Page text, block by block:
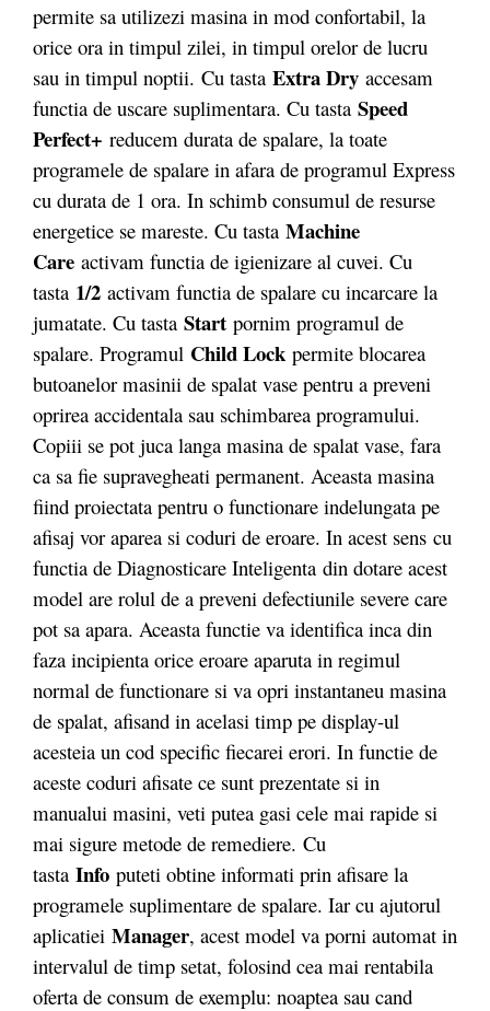
permite sa utilizezi masina in mod confortabil, la
orice ora in timpul zilei, in timpul orelor de lucru
sau in timpul noptii. Cu tasta Extra Dry accesam
functia de uscare suplimentara. Cu tasta Speed
Perfect+ reducem durata de spalare, la toate
programele de spalare in afara de programul Express
cu durata de 1 ora. In schimb consumul de resurse
energetice se mareste. Cu tasta Machine
Care activam functia de igienizare al cuvei. Cu
tasta 1/2 activam functia de spalare cu incarcare la
jumatate. Cu tasta Start pornim programul de
spalare. Programul Child Lock permite blocarea
butoanelor masinii de spalat vase pentru a preveni
oprirea accidentala sau schimbarea programului.
Copiii se pot juca langa masina de spalat vase, fara
ca sa fie supravegheati permanent. Aceasta masina
fiind proiectata pentru o functionare indelungata pe
afisaj vor aparea si coduri de eroare. In acest sens cu
functia de Diagnosticare Inteligenta din dotare acest
model are rolul de a preveni defectiunile severe care
pot sa apara. Aceasta functie va identifica inca din
faza incipienta orice eroare aparuta in regimul
normal de functionare si va opri instantaneu masina
de spalat, afisand in acelasi timp pe display-ul
acesteia un cod specific fiecarei erori. In functie de
aceste coduri afisate ce sunt prezentate si in
manualui masini, veti putea gasi cele mai rapide si
mai sigure metode de remediere. Cu
tasta Info puteti obtine informati prin afisare la
programele suplimentare de spalare. Iar cu ajutorul
aplicatiei Manager, acest model va porni automat in
intervalul de timp setat, folosind cea mai rentabila
oferta de consum de exemplu: noaptea sau cand